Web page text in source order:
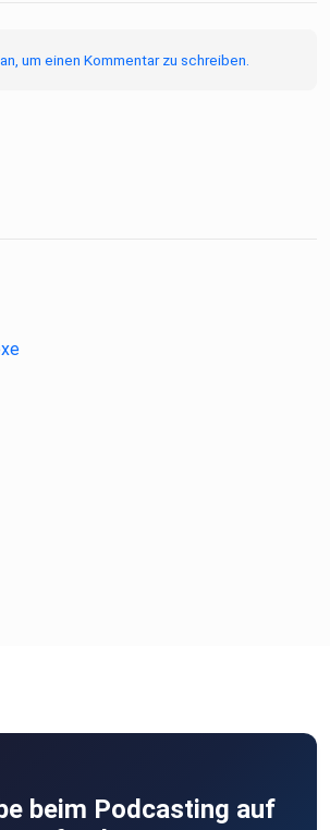
um einen Kommentar zu schreiben.
beim Podcasting auf